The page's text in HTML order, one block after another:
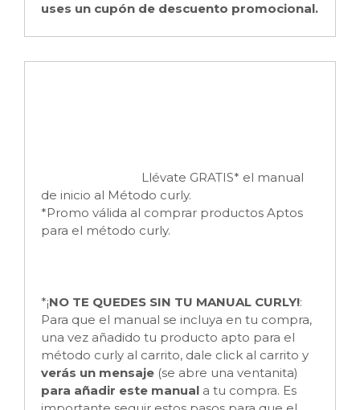
uses un cupón de descuento promocional.
Llévate GRATIS* el manual
de inicio al Método curly.
*Promo válida al comprar productos Aptos
para el método curly.
*¡NO TE QUEDES SIN TU MANUAL CURLY!:
Para que el manual se incluya en tu compra,
una vez añadido tu producto apto para el
método curly al carrito, dale click al carrito y
verás un mensaje (se abre una ventanita)
para añadir este manual a tu compra. Es